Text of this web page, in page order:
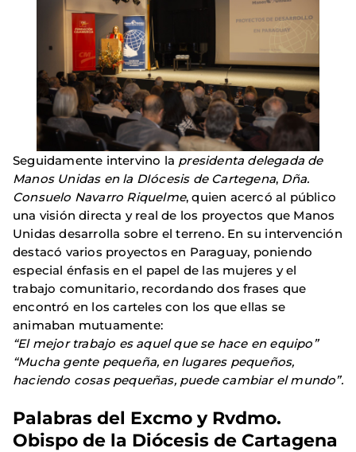
Seguidamente intervino la presidenta delegada de
Manos Unidas en la DIócesis de Cartegena, Dña.
Consuelo Navarro Riquelme, quien acercó al público
una visión directa y real de los proyectos que Manos
Unidas desarrolla sobre el terreno. En su intervención
destacó varios proyectos en Paraguay, poniendo
especial énfasis en el papel de las mujeres y el
trabajo comunitario, recordando dos frases que
encontró en los carteles con los que ellas se
animaban mutuamente:
“El mejor trabajo es aquel que se hace en equipo”
“Mucha gente pequeña, en lugares pequeños,
haciendo cosas pequeñas, puede cambiar el mundo”.
Palabras del Excmo y Rvdmo.
Obispo de la Diócesis de Cartagena